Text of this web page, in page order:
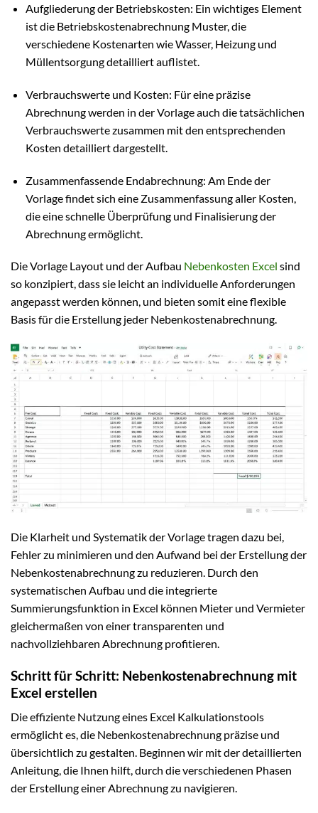
Aufgliederung der Betriebskosten: Ein wichtiges Element
ist die Betriebskostenabrechnung Muster, die
verschiedene Kostenarten wie Wasser, Heizung und
Müllentsorgung detailliert auflistet.
Verbrauchswerte und Kosten: Für eine präzise
Abrechnung werden in der Vorlage auch die tatsächlichen
Verbrauchswerte zusammen mit den entsprechenden
Kosten detailliert dargestellt.
Zusammenfassende Endabrechnung: Am Ende der
Vorlage findet sich eine Zusammenfassung aller Kosten,
die eine schnelle Überprüfung und Finalisierung der
Abrechnung ermöglicht.
Die Vorlage Layout und der Aufbau Nebenkosten Excel sind
so konzipiert, dass sie leicht an individuelle Anforderungen
angepasst werden können, und bieten somit eine flexible
Basis für die Erstellung jeder Nebenkostenabrechnung.
Die Klarheit und Systematik der Vorlage tragen dazu bei,
Fehler zu minimieren und den Aufwand bei der Erstellung der
Nebenkostenabrechnung zu reduzieren. Durch den
systematischen Aufbau und die integrierte
Summierungsfunktion in Excel können Mieter und Vermieter
gleichermaßen von einer transparenten und
nachvollziehbaren Abrechnung profitieren.
Schritt für Schritt: Nebenkostenabrechnung mit
Excel erstellen
Die effiziente Nutzung eines Excel Kalkulationstools
ermöglicht es, die Nebenkostenabrechnung präzise und
übersichtlich zu gestalten. Beginnen wir mit der detaillierten
Anleitung, die Ihnen hilft, durch die verschiedenen Phasen
der Erstellung einer Abrechnung zu navigieren.